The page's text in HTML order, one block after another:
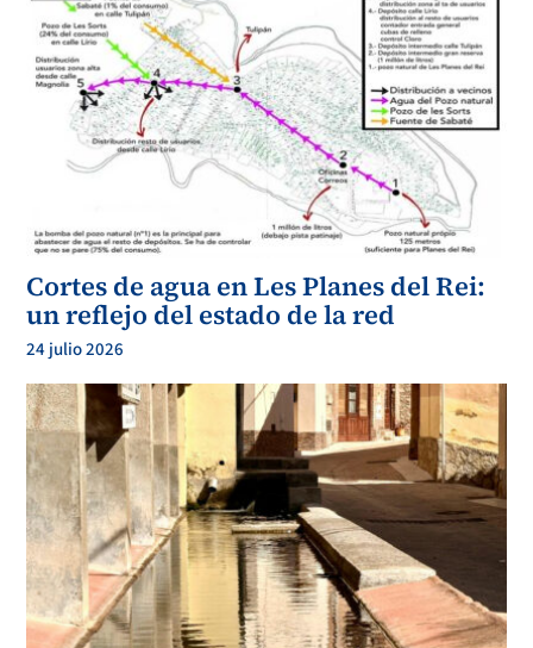
Cortes de agua en Les Planes del Rei:
un reflejo del estado de la red
24 julio 2026